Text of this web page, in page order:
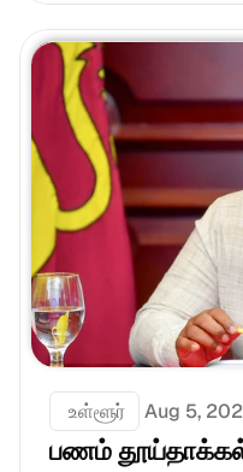
உள்ளூர் Aug 5,
பணம் தூய்தாக்கல்